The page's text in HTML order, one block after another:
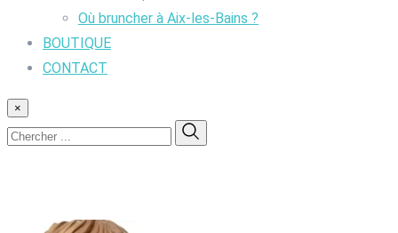
Où bruncher à Aix-les-Bains ?
BOUTIQUE
CONTACT
×